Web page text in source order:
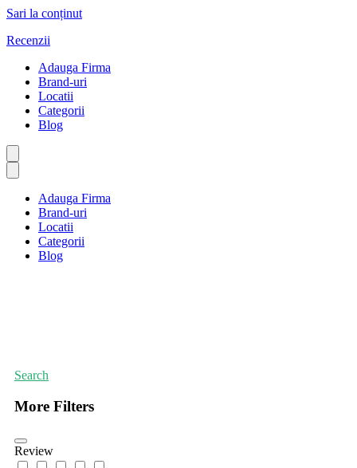
Sari la conținut
Recenzii
Adauga Firma
Brand-uri
Locatii
Categorii
Blog
Adauga Firma
Brand-uri
Locatii
Categorii
Blog
Search
More Filters
Review